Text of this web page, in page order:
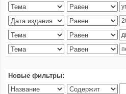
Новые фильтры: